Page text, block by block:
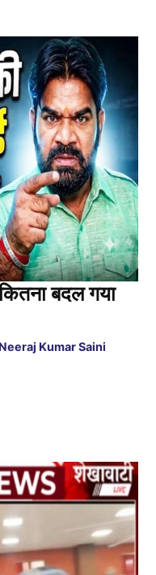
बदल गया
Neeraj Kumar Saini